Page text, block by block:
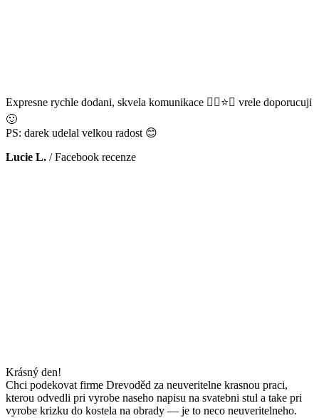
Expresne rychle dodani, skvela komunikace 👌🏻⭐️😊 vrele doporucuji
🙂
PS: darek udelal velkou radost 😊
Lucie L. /Facebook recenze
Krásný den!
Chci podekovat firme Drevoděd za neuveritelne krasnou praci,
kterou odvedli pri vyrobe naseho napisu na svatebni stul a take pri
vyrobe krizku do kostela na obrady — je to neco neuveritelneho.